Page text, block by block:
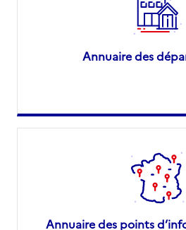
Annuaire des
Annuaire des points